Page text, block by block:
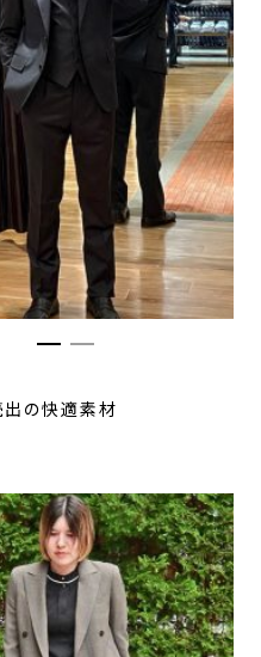
出の快適素材